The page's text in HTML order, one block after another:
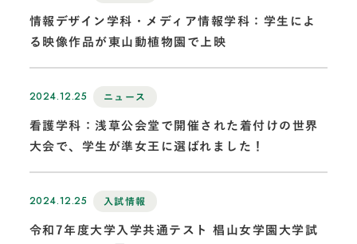
情報デザイン学科・メディア情報学科：学生によ
る映像作品が東山動植物園で上映
2024.12.25 ニュース
看護学科：浅草公会堂で開催された着付けの世界
大会で、学生が準女王に選ばれました！
2024.12.25 入試情報
令和7年度大学入学共通テスト 椙山女学園大学試